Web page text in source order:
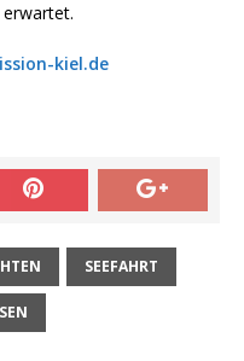
kiel.de
SEEFAHRT